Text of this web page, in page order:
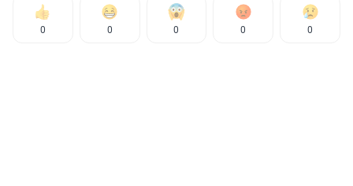
0 0 0 0 0